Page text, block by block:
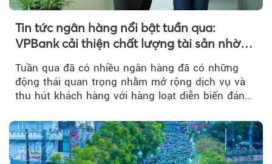
Tin tức ngân hàng nổi bật tuần qua:
VPBank cải thiện chất lượng tài sản nhờ
Tuần qua đã có nhiều ngân hàng đã có những
động thái quan trọng nhằm mở rộng dịch vụ và
thu hút khách hàng với hàng loạt diễn biến đáng